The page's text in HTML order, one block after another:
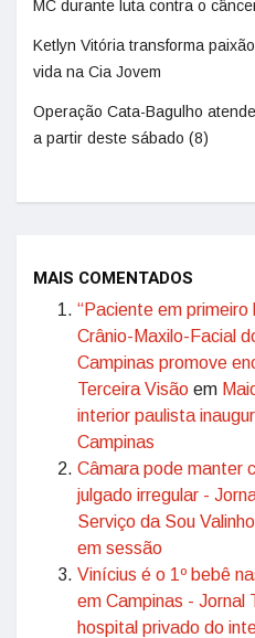
MC durante luta contra o
Ketlyn Vitória transforma
vida na Cia Jovem
Operação Cata-Bagulho
a partir deste sábado (8)
MAIS COMENTADOS
“Paciente em primeiro
Crânio-Maxilo-Facial
Campinas promove
Terceira Visão em
interior paulista
Campinas
Câmara pode manter
julgado irregular -
Serviço da Sou
em sessão
Vinícius é o 1º bebê
em Campinas - Jornal
hospital privado do